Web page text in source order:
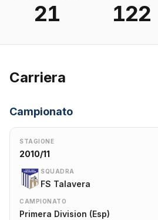
21 122
Carriera
Campionato
STAGIONE
2010/11
SQUADRA
FS Talavera
CAMPIONATO
Primera Division (Esp)